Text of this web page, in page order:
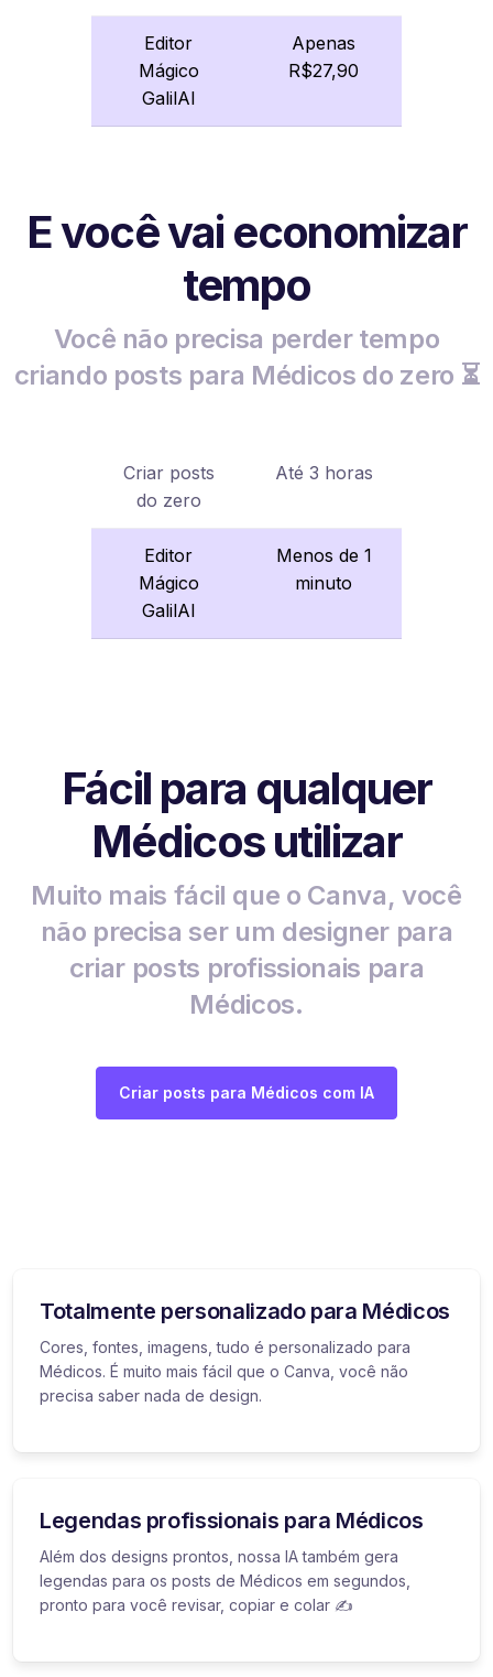
Editor
Mágico
GalilAI
Apenas
R$27,90
E você vai economizar
tempo
Você não precisa perder tempo
criando posts para Médicos do zero ⏳
Criar posts
do zero
Até 3 horas
Editor
Mágico
GalilAI
Menos de 1
minuto
Fácil para qualquer
Médicos utilizar
Muito mais fácil que o Canva, você
não precisa ser um designer para
criar posts profissionais para
Médicos.
Criar posts para Médicos com IA
Totalmente personalizado para Médicos
Cores, fontes, imagens, tudo é personalizado para
Médicos. É muito mais fácil que o Canva, você não
precisa saber nada de design.
Legendas profissionais para Médicos
Além dos designs prontos, nossa IA também gera
legendas para os posts de Médicos em segundos,
pronto para você revisar, copiar e colar ✍️